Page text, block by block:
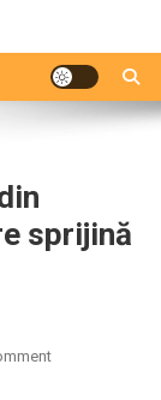
sprijină
on